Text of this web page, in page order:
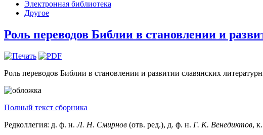
Электронная библиотека
Другое
Роль переводов Библии в становлении и
Роль переводов Библии в становлении и развитии славянских
Полный текст сборника
Редколлегия: д. ф. н.Л. Н. Смирнов (отв. ред.), д. ф. н. Г. К. Венедиктов,